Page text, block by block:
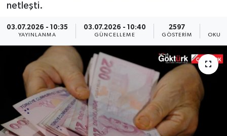
netleşti.
03.07.2026 - 10:35
YAYINLANMA
03.07.2026 - 10:40
GÜNCELLEME
2597
GÖSTERIM
KEMERBURGAZ
KÜLTÜR - SANAT
MAGAZİN
ÖZEL HABER
SAĞLIK